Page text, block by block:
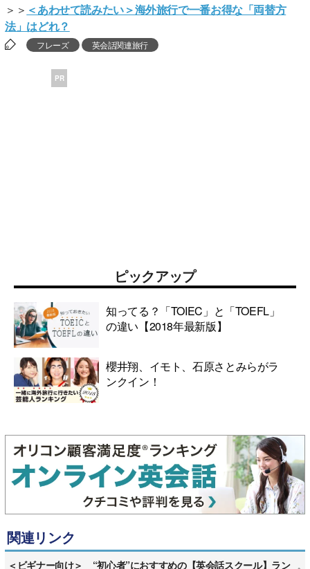
＞＞ ＜あわせて読みたい＞海外旅行で一番お得な「両替方
法」はどれ？
フレーズ 英会話関連旅行
PR
ピックアップ
知ってる？「TOIEC」と「TOEFL」
の違い【2018年最新版】
櫻井翔、イモト、石原さとみらがラ
ンクイン！
関連リンク
＜ビギナー向け＞ “初心者”におすすめの【英会話スクール】ラン